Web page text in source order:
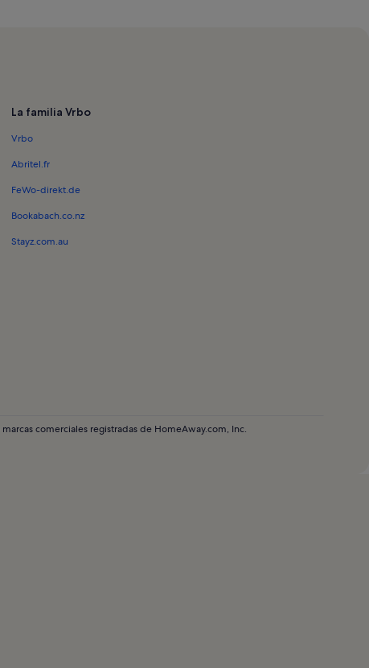
La familia Vrbo
Vrbo
Abritel.fr
FeWo-direkt.de
Bookabach.co.nz
Stayz.com.au
comerciales registradas de HomeAway.com, Inc.